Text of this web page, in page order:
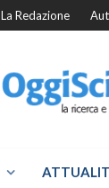
La Redazione